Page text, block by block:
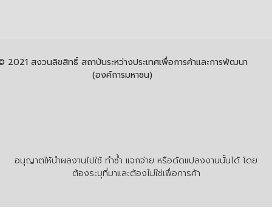
อนุญาตให้นำผลงานไปใช้ ทำซ้ำ แจกจ่าย หรือดัดแปลงงานนั้นได้ โดย
ต้องระบุที่มาและต้องไม่ใช่เพื่อการค้า
2021 สงวนลิขสิทธิ์ สถาบันระหว่างประเทศเพื่อการค้าและการพัฒนา
(องค์การมหาชน)